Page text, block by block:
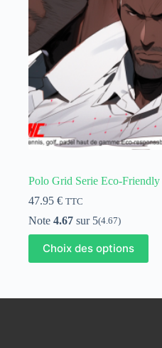
page
du
produit
Polo Grid Serie Eco-
47.95 € TTC
Note 4.67 sur 5(4.67)
Choix des options
Ce
produit
a